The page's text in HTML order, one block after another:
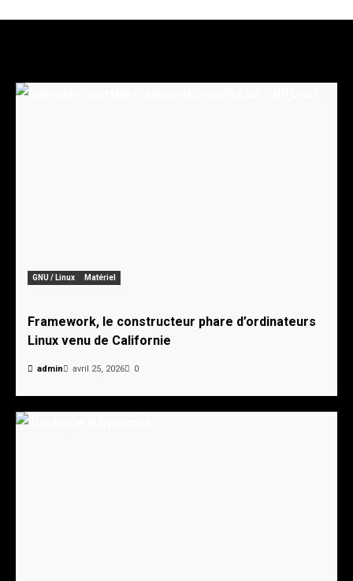
GNU / Linux Matériel
Framework, le constructeur phare d’ordinateurs
Linux venu de Californie
admin avril 25, 2026 0